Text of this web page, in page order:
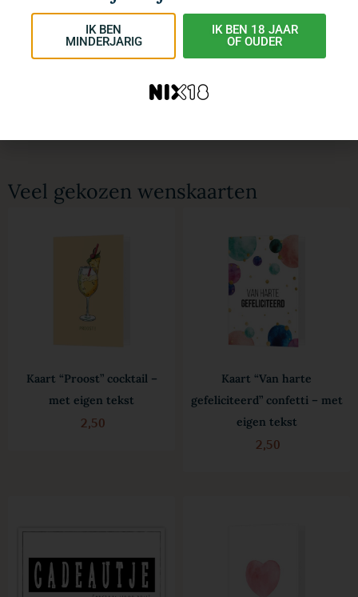
We helpen je graag.
info@cadeaumakers.nl
Veel gekozen wenskaarten
Kaart “Proost” cocktail –
met eigen tekst
2,50
Kaart “Van harte
gefeliciteerd” confetti – met
eigen tekst
2,50
IK BEN
MINDERJARIG
IK BEN 18 JAAR
OF OUDER